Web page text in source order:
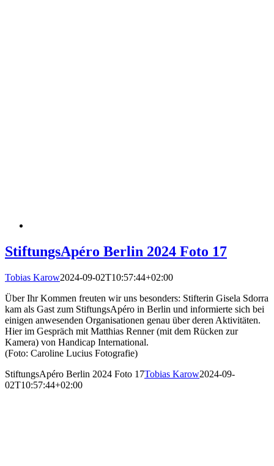
StiftungsApéro Berlin 2024 Foto 17
Tobias Karow2024-09-02T10:57:44+02:00
Über Ihr Kommen freuten wir uns besonders: Stifterin Gisela Sdorra
kam als Gast zum StiftungsApéro in Berlin und informierte sich bei
einigen anwesenden Organisationen genau über deren Aktivitäten.
Hier im Gespräch mit Matthias Renner (mit dem Rücken zur
Kamera) von Handicap International.
(Foto: Caroline Lucius Fotografie)
StiftungsApéro Berlin 2024 Foto 17Tobias Karow2024-09-
02T10:57:44+02:00